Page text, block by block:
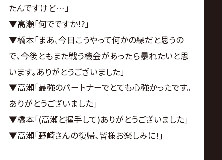
たんですけど…｣
▼高瀬｢何でですか!?｣
▼橋本｢まあ､今日こうやって何かの縁だと思うの
で､今後ともまた戦う機会があったら暴れたいと思
います｡ありがとうございました｣
▼高瀬｢最強のパートナーでとても心強かったです｡
ありがとうございました｣
▼橋本｢(高瀬と握手して)ありがとうございました｣
▼高瀬｢野崎さんの復帰､皆様お楽しみに!｣